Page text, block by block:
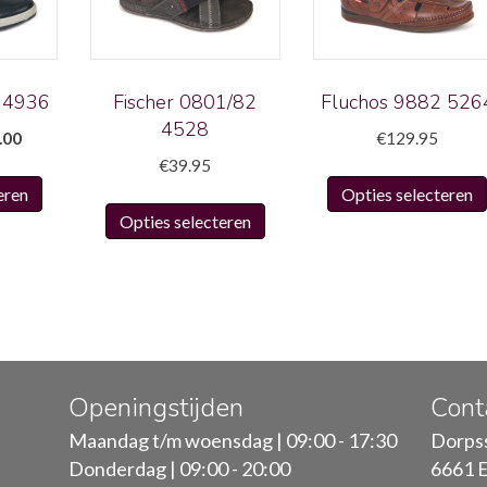
Huidige
€65.00.
Dit
product
gekozen
worden
Fischer 0801/82
4528
€39.95
Opties selecteren
Dit
optie
worden
op
Fluchos 9882
€129.95
Opties selecteren
Openingstijden
Maandag t/m woensdag | 09:00 - 17:30
Donderdag | 09:00 - 20:00
6661